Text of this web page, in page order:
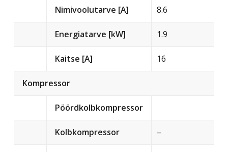
Nimivoolutarve [A] 8.6
Energiatarve [kW] 1.9
Kaitse [A] 16
Kompressor
Pöördkolbkompressor
Kolbkompressor –